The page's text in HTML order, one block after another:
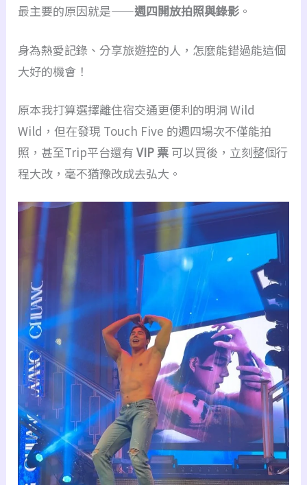
最主要的原因就是——週四開放拍照與錄影 。
身為熱愛記錄、分享旅遊控的人，怎麼能錯過能這個
大好的機會！
原本我打算選擇離住宿交通更便利的明洞 Wild
Wild，但在發現 Touch Five 的週四場次不僅能拍
照，甚至Trip平台還有VIP 票 可以買後，立刻整個行
程大改，毫不猶豫改成去弘大。